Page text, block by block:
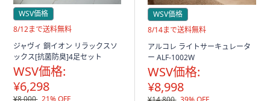
WSV価格
送
無
料
8/12まで送料無料
ジャヴィ 銅イオン リラックスソ
ックス[抗菌防臭]4足セット
WSV価格:
¥6,298
WSV価格
送
無
8/14まで送料無料
アルコレ ライトサーキュレータ
ー ALF-1002W
WSV価格:
¥8,998